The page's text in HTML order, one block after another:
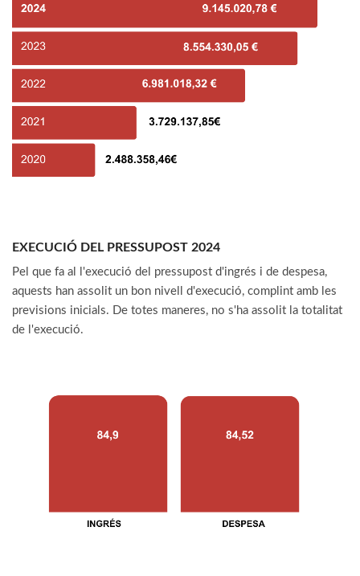
EXECUCIÓ DEL PRESSUPOST 2024
Pel que fa al l'execució del pressupost d'ingrés i de despesa,
aquests han assolit un bon nivell d'execució, complint amb les
previsions inicials. De totes maneres, no s'ha assolit la totalitat
de l'execució.